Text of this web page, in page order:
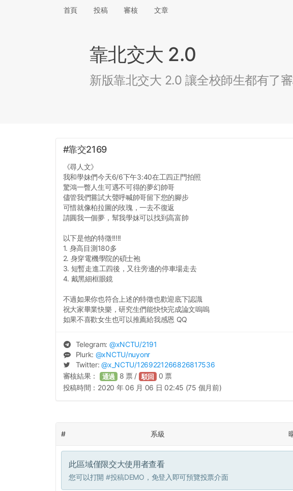
首頁 投稿 審核 文章
靠北交大 2.0
新版靠北交大 2.0 讓全校師生都有了
#靠交2169
《尋人文》
我和學妹們今天6/6下午3:40在工四正門拍照
驚鴻一瞥人生可遇不可得的夢幻帥哥
儘管我們嘗試大聲呼喊帥哥留下您的腳步
可惜就像柏拉圖的玫瑰，一去不復返
請圓我一個夢，幫我學妹可以找到高富帥
以下是他的特徵!!!!!
1. 身高目測180多
2. 身穿電機學院的碩士袍
3. 短暫走進工四後，又往旁邊的停車場走去
4. 戴黑細框眼鏡
不過如果你也符合上述的特徵也歡迎底下認識
祝大家畢業快樂，研究生們能快快完成論文嗚嗚
如果不喜歡女生也可以推薦給我感恩 QQ
Telegram: @xNCTU/2191
Plurk: @xNCTU/nuyonr
Twitter:@x_NCTU/1269221266826817536
審核結果： 通過 8 票 / 駁回 0 票
投稿時間： 2020 年 06 月 06 日 02:45 (75 個月前)
# 系級
此區域僅限交大使用者查看
您可以打開 #投稿DEMO ，免登入即可預覽投票介面